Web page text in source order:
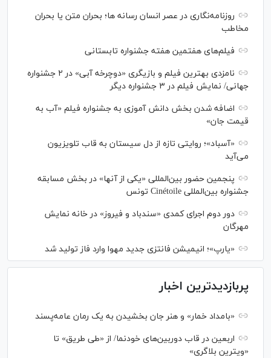
روزنامه‌نگاری در عصر انسان رسانه ها؛ بحران متن یا بحران
مخاطب
فیلم‌های هفتمین هفته جشنواره تابستانی
نامزدی بهترین فیلم و بازیگری «دوچرخه آبی» در ۲ جشنواره
جهانی/ نمایش فیلم در ۳ جشنواره دیگر
اضافه شدن بخش دانش آموزی به جشنواره فیلم «آب به
قیمت جان»
«آسباد»؛ روایتی تازه از دل سیستان به قاب تلویزیون
می‌آید
پنجمین حضور بین‌المللی «یکی از آنها» در بخش مسابقه
جشنواره بین‌المللی Cinétoile تونس
دور دوم اجرای کمدی «سندباد و فیروز» در خانه نمایش
مهرگان
«یارپ»؛ انیمیشن فانتزی جدید مهوا وارد فاز تولید شد
پربازدیدترین اخبار
«بامداد خمار» و هنر جان بخشیدن به یک رمان عامه‌پسند
اربعین در قاب دوربین‌های خودنما/ از «طی طریق» تا
«ویترین بلاگری»